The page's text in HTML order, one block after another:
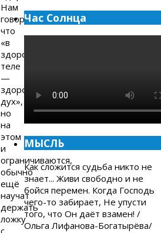
Нам
говорят,
что
«в
здоровом
теле
—
здоровый
дух»,
но
на
этом
и
ограничиваются,
обычно
ещё
научат
держать
ложку
с
Час Солнца
МЫСЛЬ
Как сложится судьба никто не
знает... Живи свободно и не
бойся перемен. Когда Господь
чего-то забирает, Не упусти
того, что Он даёт взамен! /
Ольга Лифанова-Богатырёва/